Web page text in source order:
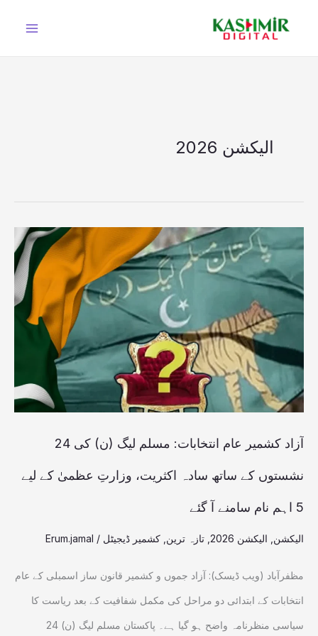
الیکشن 2026
آزاد کشمیر عام انتخابات: مسلم لیگ (ن) کی 24
نشستوں کے ساتھ سادہ اکثریت، وزارتِ عظمیٰ کے لیے
5 اہم نام سامنے آ گئے
الیکشن الیکشن 2026 تازہ ترین کشمیر ڈیجیٹل /
Erum.jamal
مظفرآباد (ویب ڈیسک): آزاد جموں و کشمیر قانون ساز اسمبلی کے عام
انتخابات کے ابتدائی دو مراحل کی مکمل شفافیت کے بعد ریاست کا
سیاسی منظرنامہ واضح ہو گیا ہے۔ پاکستان مسلم لیگ (ن) 24
آزاد
عام
انتخابات:
لیگ
(ن)
کی
24
ساتھ
سادہ